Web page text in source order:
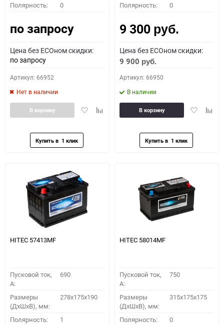
Полярность: 0
по запросу
Цена без ECOном скидки:
по запросу
Артикул: 66952
Нет в наличии
ДобавитьДобавить
В корзину
Полярность: 0
9 300 руб.
Цена без ECOном скидки:
9 900 руб.
Артикул: 66950
В наличии
Добавить
В корзину
HITEC 57413MF
Пусковой ток,
A:
690
Размеры
(ДхШхВ), мм:
278x175x190
Полярность: 1
HITEC 58014MF
Пусковой ток,
A:
750
Размеры
(ДхШхВ), мм:
315x175x175
Полярность: 0